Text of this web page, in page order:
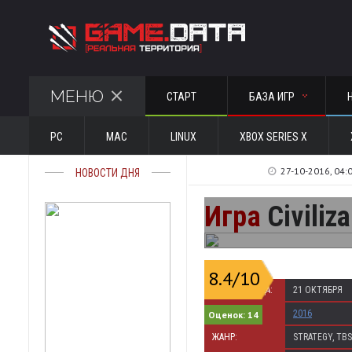
МЕНЮ СТАРТ БАЗА ИГР
PC MAC LINUX XBOX SERIES X
НОВОСТИ ДНЯ 27-10-2016,
Игра
8.4/10
Оценок: 14
ДАТА ВЫХОДА: 21 ОКТЯБРЯ
ГОД: 2016
ЖАНР: STRATEGY, TBS